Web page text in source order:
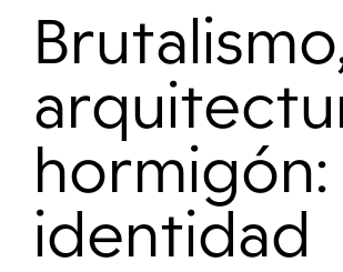
identidad